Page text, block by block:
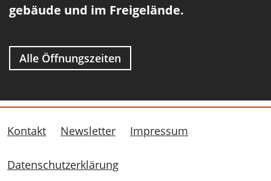
gebäude und im Freigelände.
Alle Öffnungszeiten
Kontakt Newsletter Impressum
Datenschutzerklärung